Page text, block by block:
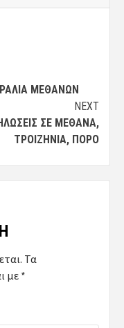
ΜΕΘΆΝΩΝ
NEXT
ΣΕ ΜΈΘΑΝΑ,
ΤΡΟΙΖΗΝΊΑ, ΠΌΡΟ
Τα
με *